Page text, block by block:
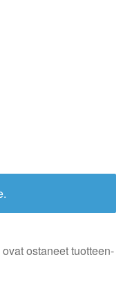
ostaneet tuotteen-